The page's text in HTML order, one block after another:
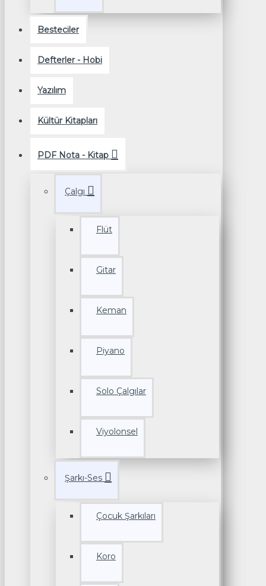
Besteciler
Defterler - Hobi
Yazılım
Kültür Kitapları
PDF Nota - Kitap
Çalgı
Flüt
Gitar
Keman
Piyano
Solo Çalgılar
Viyolonsel
Şarkı-Ses
Çocuk Şarkıları
Koro